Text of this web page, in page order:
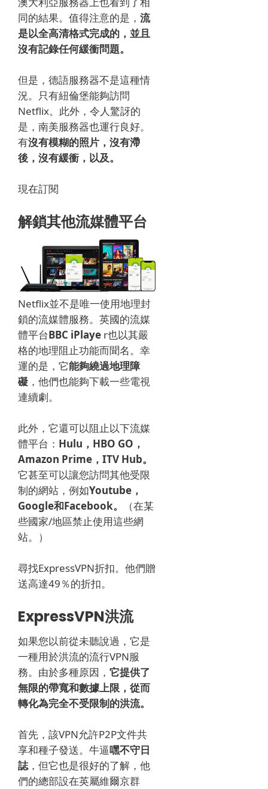
同的結果。 值得注意的是， 流
是以全高清格式完成的，並且
沒有記錄任何緩衝問題。
但是，德語服務器不是這種情
況。 只有紐倫堡能夠訪問
Netflix。 此外，令人驚訝的
是，南美服務器也運行良好。
有沒有模糊的照片，沒有滯
後，沒有緩衝，以及。
現在訂閱
解鎖其他流媒體平台
Netflix並不是唯一使用地理封
鎖的流媒體服務。 英國的流媒
體平台BBC iPlaye r也以其嚴
格的地理阻止功能而聞名。 幸
運的是，它能夠繞過地理障
礙 ，他們也能夠下載一些電視
連續劇。
此外，它還可以阻止以下流媒
體平台： Hulu，HBO GO，
Amazon Prime，ITV Hub。
它甚至可以讓您訪問其他受限
制的網站，例如Youtube，
Google和Facebook。
（在某
些國家/地區禁止使用這些網
站。）
尋找ExpressVPN折扣。 他們贈
送高達49％的折扣。
ExpressVPN洪流
如果您以前從未聽說過，它是
一種用於洪流的流行VPN服
務。 由於多種原因， 它提供了
無限的帶寬和數據上限，從而
轉化為完全不受限制的洪流。
首先，該VPN允許P2P文件共
享和種子發送。 牛逼嘿不守日
誌，但它也是很好的了解，他
們的總部設在英屬維爾京群